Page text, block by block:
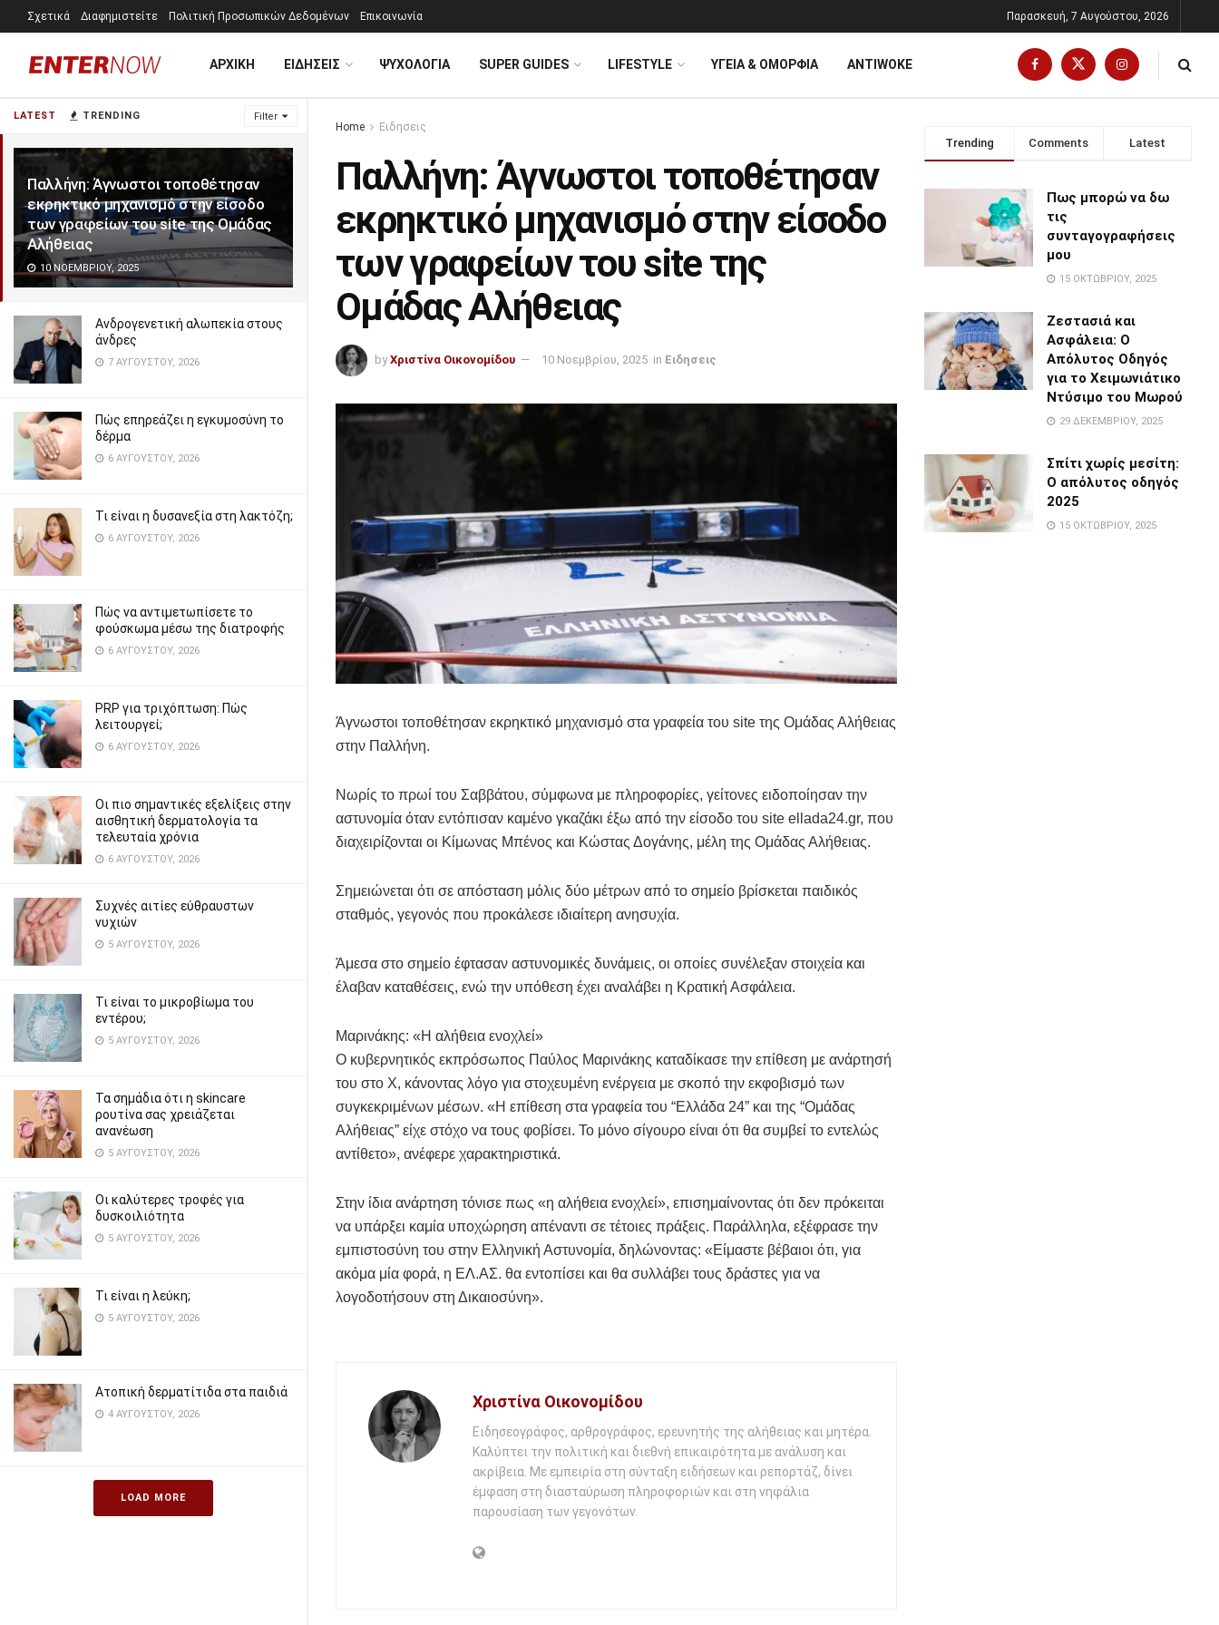
LATEST TRENDING Filter
Παλλήνη: Άγνωστοι τοποθέτησαν
εκρηκτικό μηχανισμό στην είσοδο
των γραφείων του site της Ομάδας
Αλήθειας
10 ΝΟΕΜΒΡΊΟΥ, 2025
Ανδρογενετική αλωπεκία στους
άνδρες
7 ΑΥΓΟΎΣΤΟΥ, 2026
Πώς επηρεάζει η εγκυμοσύνη το
δέρμα
6 ΑΥΓΟΎΣΤΟΥ, 2026
Τι είναι η δυσανεξία στη λακτόζη;
6 ΑΥΓΟΎΣΤΟΥ, 2026
Πώς να αντιμετωπίσετε το
φούσκωμα μέσω της διατροφής
6 ΑΥΓΟΎΣΤΟΥ, 2026
PRP για τριχόπτωση: Πώς
λειτουργεί;
6 ΑΥΓΟΎΣΤΟΥ, 2026
Οι πιο σημαντικές εξελίξεις στην
αισθητική δερματολογία τα
τελευταία χρόνια
6 ΑΥΓΟΎΣΤΟΥ, 2026
Συχνές αιτίες εύθραυστων
νυχιών
5 ΑΥΓΟΎΣΤΟΥ, 2026
Τι είναι το μικροβίωμα του
εντέρου;
5 ΑΥΓΟΎΣΤΟΥ, 2026
Τα σημάδια ότι η skincare
ρουτίνα σας χρειάζεται
ανανέωση
5 ΑΥΓΟΎΣΤΟΥ, 2026
Οι καλύτερες τροφές για
δυσκοιλιότητα
5 ΑΥΓΟΎΣΤΟΥ, 2026
Τι είναι η λεύκη;
5 ΑΥΓΟΎΣΤΟΥ, 2026
Ατοπική δερματίτιδα στα παιδιά
4 ΑΥΓΟΎΣΤΟΥ, 2026
LOAD MORE
Σχετικά Διαφημιστείτε Πολιτική Προσωπικών Δεδομένων Επικοινωνία Παρασκευή, 7 Αυγούστου, 2026
ΑΡΧΙΚΗ ΕΙΔΗΣΕΙΣ ΨΥΧΟΛΟΓΊΑ SUPER GUIDES LIFESTYLE ΥΓΕΙΑ & ΟΜΟΡΦΙΑ ANTIWOKE
Home Ειδησεις
Παλλήνη: Άγνωστοι τοποθέτησαν
εκρηκτικό μηχανισμό στην είσοδο
των γραφείων του site της
Ομάδας Αλήθειας
by Χριστίνα Οικονομίδου 10 Νοεμβρίου, 2025 in Ειδησεις
Άγνωστοι τοποθέτησαν εκρηκτικό μηχανισμό στα γραφεία του site της Ομάδας Αλήθειας
στην Παλλήνη.
Νωρίς το πρωί του Σαββάτου, σύμφωνα με πληροφορίες, γείτονες ειδοποίησαν την
αστυνομία όταν εντόπισαν καμένο γκαζάκι έξω από την είσοδο του site ellada24.gr, που
διαχειρίζονται οι Κίμωνας Μπένος και Κώστας Δογάνης, μέλη της Ομάδας Αλήθειας.
Σημειώνεται ότι σε απόσταση μόλις δύο μέτρων από το σημείο βρίσκεται παιδικός
σταθμός, γεγονός που προκάλεσε ιδιαίτερη ανησυχία.
Άμεσα στο σημείο έφτασαν αστυνομικές δυνάμεις, οι οποίες συνέλεξαν στοιχεία και
έλαβαν καταθέσεις, ενώ την υπόθεση έχει αναλάβει η Κρατική Ασφάλεια.
Μαρινάκης: «Η αλήθεια ενοχλεί»
Ο κυβερνητικός εκπρόσωπος Παύλος Μαρινάκης καταδίκασε την επίθεση με ανάρτησή
του στο Χ, κάνοντας λόγο για στοχευμένη ενέργεια με σκοπό την εκφοβισμό των
συγκεκριμένων μέσων. «Η επίθεση στα γραφεία του “Ελλάδα 24” και της “Ομάδας
Αλήθειας” είχε στόχο να τους φοβίσει. Το μόνο σίγουρο είναι ότι θα συμβεί το εντελώς
αντίθετο», ανέφερε χαρακτηριστικά.
Στην ίδια ανάρτηση τόνισε πως «η αλήθεια ενοχλεί», επισημαίνοντας ότι δεν πρόκειται
να υπάρξει καμία υποχώρηση απέναντι σε τέτοιες πράξεις. Παράλληλα, εξέφρασε την
εμπιστοσύνη του στην Ελληνική Αστυνομία, δηλώνοντας: «Είμαστε βέβαιοι ότι, για
ακόμα μία φορά, η ΕΛ.ΑΣ. θα εντοπίσει και θα συλλάβει τους δράστες για να
λογοδοτήσουν στη Δικαιοσύνη».
Χριστίνα Οικονομίδου
Ειδησεογράφος, αρθρογράφος, ερευνητής της αλήθειας και μητέρα.
Καλύπτει την πολιτική και διεθνή επικαιρότητα με ανάλυση και
ακρίβεια. Με εμπειρία στη σύνταξη ειδήσεων και ρεπορτάζ, δίνει
έμφαση στη διασταύρωση πληροφοριών και στη νηφάλια
παρουσίαση των γεγονότων.
Trending Comments Latest
Πως μπορώ να δω
τις
συνταγογραφήσεις
μου
15 ΟΚΤΩΒΡΊΟΥ, 2025
Ζεστασιά και
Ασφάλεια: Ο
Απόλυτος Οδηγός
για το Χειμωνιάτικο
Ντύσιμο του Μωρού
29 ΔΕΚΕΜΒΡΊΟΥ, 2025
Σπίτι χωρίς μεσίτη:
Ο απόλυτος οδηγός
2025
15 ΟΚΤΩΒΡΊΟΥ, 2025